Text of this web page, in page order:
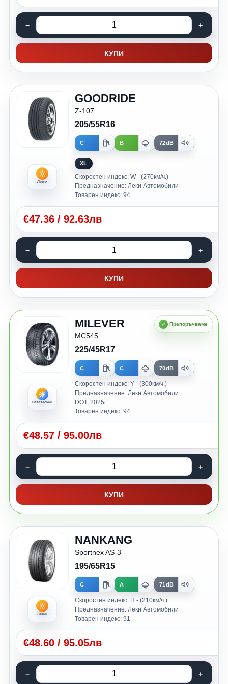
КУПИ
Летни
GOODRIDE
Z-107
205/55R16
C B 72dB
XL
Скоростен индекс: W - (270км/ч.)
Предназначение: Леки Автомобили
Товарен индекс: 94
€47.36 / 92.63лв
КУПИ
Всесезонни
MILEVER
MC545
225/45R17
C C 70dB
Скоростен индекс: Y - (300км/ч.)
Предназначение: Леки Автомобили
DOT: 2025г.
Товарен индекс: 94
€48.57 / 95.00лв
КУПИ
Летни
NANKANG
Sportnex AS-3
195/65R15
C A 71dB
Скоростен индекс: H - (210км/ч.)
Предназначение: Леки Автомобили
Товарен индекс: 91
€48.60 / 95.05лв